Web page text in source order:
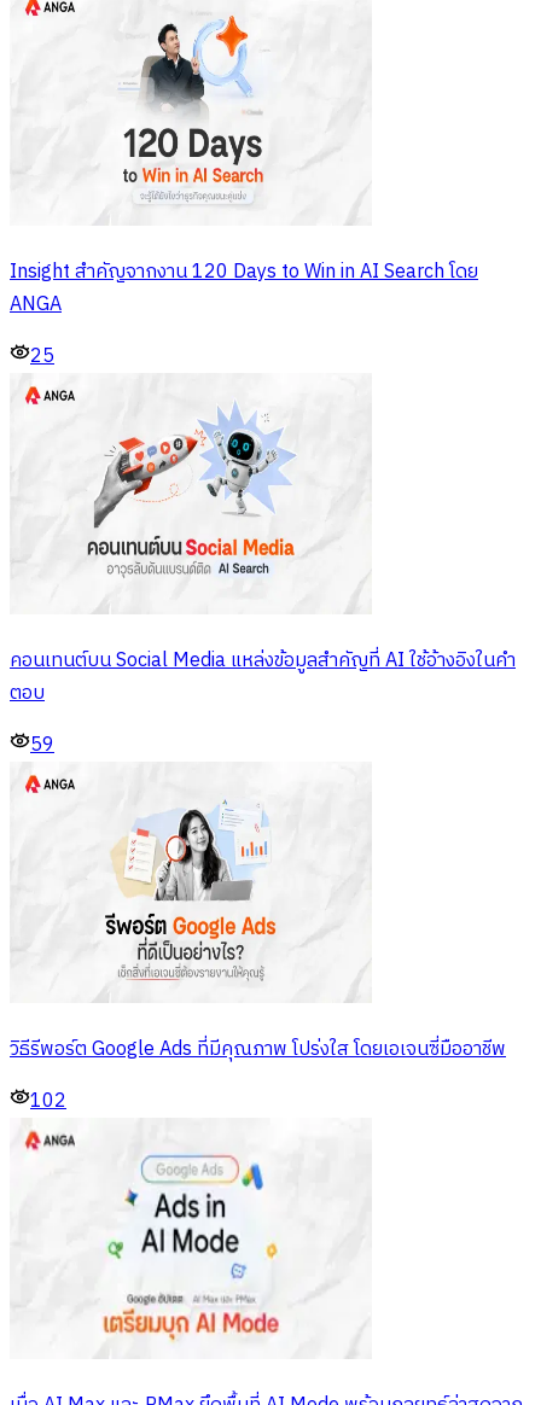
Insight สำคัญจากงาน 120 Days to Win in AI Search โดย
ANGA
25
คอนเทนต์บน Social Media แหล่งข้อมูลสำคัญที่ AI ใช้อ้างอิงในคำ
ตอบ
59
วิธีรีพอร์ต Google Ads ที่มีคุณภาพ โปร่งใส โดยเอเจนซี่มืออาชีพ
102